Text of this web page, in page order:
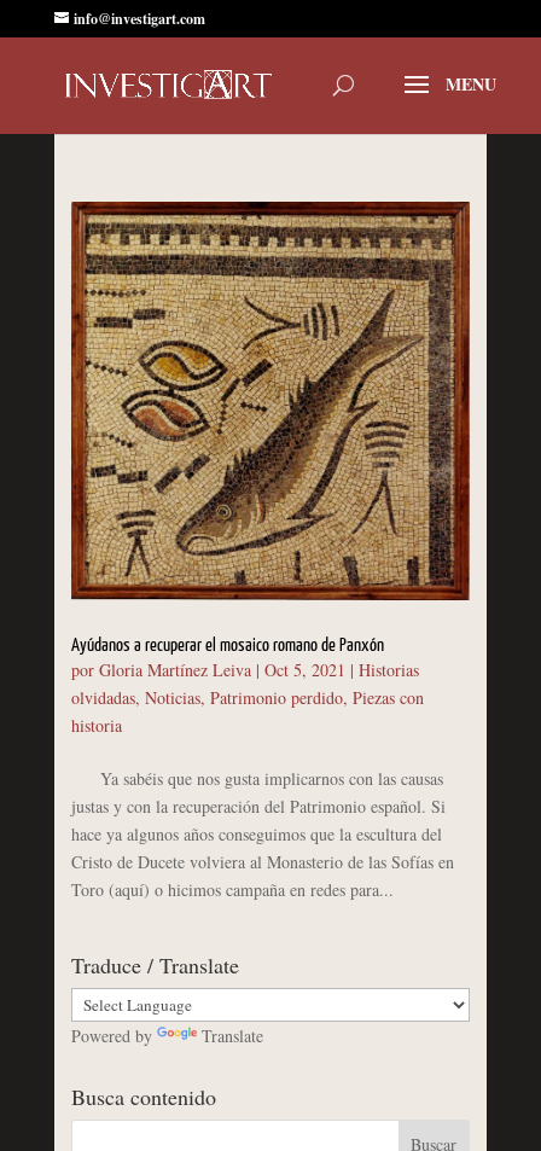
info@investigart.com
Ayúdanos a recuperar el mosaico romano de Panxón
por Gloria Martínez Leiva| Oct 5, 2021 | Historias
olvidadas, Noticias, Patrimonio perdido, Piezas con
historia
Ya sabéis que nos gusta implicarnos con las causas
justas y con la recuperación del Patrimonio español. Si
hace ya algunos años conseguimos que la escultura del
Cristo de Ducete volviera al Monasterio de las Sofías en
Toro (aquí) o hicimos campaña en redes para...
Traduce / Translate
Powered by Translate
Busca contenido